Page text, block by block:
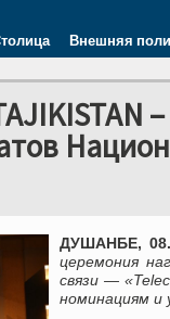
Внешняя
ДУШАНБЕ,
церемония
связи —
номинациям и